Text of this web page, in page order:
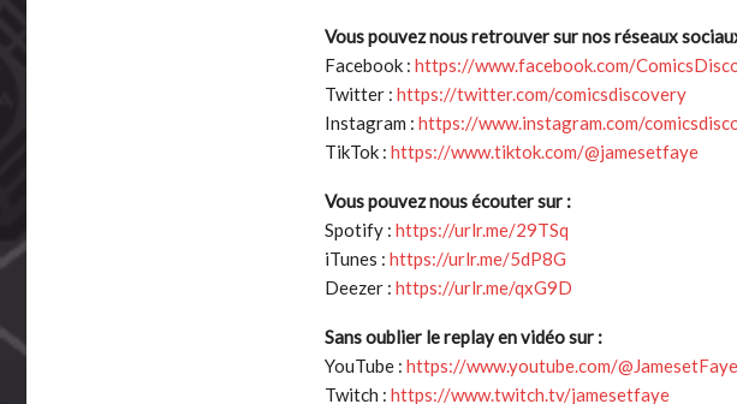
Vous pouvez nous retrouver sur nos réseaux
Facebook :https://www.facebook.com/
Twitter :https://twitter.com/comicsdiscovery
Instagram :https://www.instagram.com/
TikTok :https://www.tiktok.com/@jamesetfaye
Vous pouvez nous écouter sur :
Spotify :https://urlr.me/29TSq
iTunes :https://urlr.me/5dP8G
Deezer :https://urlr.me/qxG9D
Sans oublier le replay en vidéo sur :
YouTube :https://www.youtube.com/@JamesetFaye
Twitch :https://www.twitch.tv/jamesetfaye